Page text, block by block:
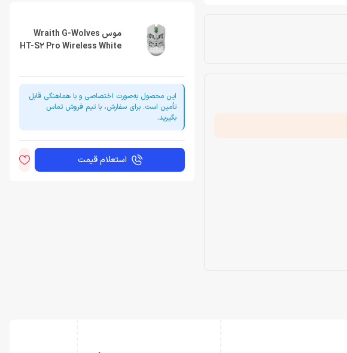
موس Wraith G-Wolves
HT-S2 Pro Wireless White
این محصول به‌صورت اختصاصی و با هماهنگی قابل
تأمین است. برای سفارش، با تیم فروش تماس
بگیرید.
استعلام قیمت